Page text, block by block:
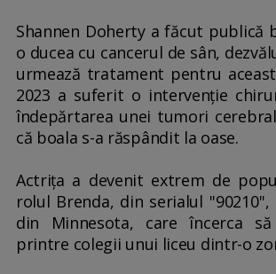
Shannen Doherty a făcut publică
o ducea cu cancerul de sân,
urmează tratament pentru
2023 a suferit o intervenţie
îndepărtarea unei tumori
că boala s-a răspândit la oase.
Actriţa a devenit extrem de
rolul Brenda, din serialul
din Minnesota, care încerca
printre colegii unui liceu dintr-o